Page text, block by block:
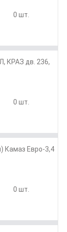
0 шт.
КРАЗ дв. 236,
0 шт.
Камаз Евро-3,4
0 шт.